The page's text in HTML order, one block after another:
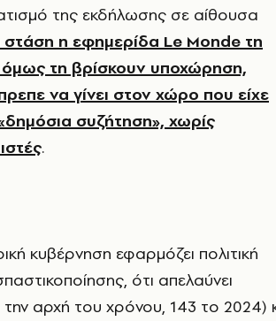
της εκδήλωσης σε αίθουσα
στάση η εφημερίδα Le Monde τη
όμως τη βρίσκουν υποχώρηση,
να γίνει στον χώρο που είχε
συζήτηση», χωρίς
.
κυβέρνηση εφαρμόζει πολιτική
ότι απελαύνει
αρχή του χρόνου, 143 το 2024)